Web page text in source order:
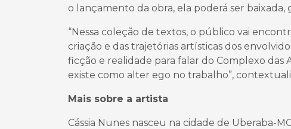
o lançamento da obra, ela poderá ser baixada,
“Nessa coleção de textos, o público vai
criação e das trajetórias artísticas dos
ficção e realidade para falar do Complexo das
existe como alter ego no trabalho”,
Mais sobre a artista
Cássia Nunes nasceu na cidade de Uberaba-